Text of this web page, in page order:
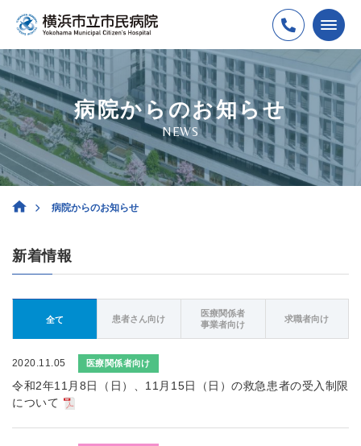
病院からのお知らせ
NEWS
病院からのお知らせ
新着情報
全て 患者さん向け
医療関係者
事業者向け
求職者向け
2020.11.05 医療関係者向け
令和2年11月8日（日）、11月15日（日）の救急患者の受入制限
について